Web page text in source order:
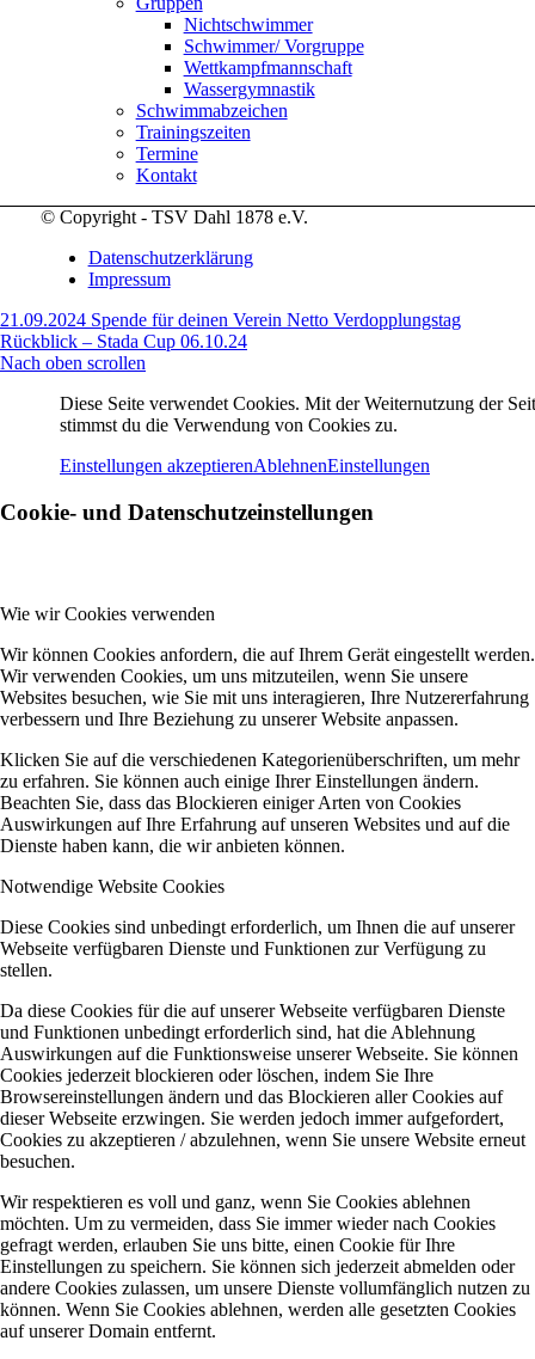
Nichtschwimmer
Schwimmer/ Vorgruppe
Wettkampfmannschaft
Wassergymnastik
Schwimmabzeichen
Trainingszeiten
Termine
Kontakt
© Copyright - TSV Dahl 1878 e.V.
Datenschutzerklärung
Impressum
21.09.2024 Spende für deinen Verein Netto Verdopplungstag
Rückblick – Stada Cup 06.10.24
Nach oben scrollen
Diese Seite verwendet Cookies. Mit der Weiternutzung der
stimmst du die Verwendung von Cookies zu.
Einstellungen akzeptierenAblehnenEinstellungen
Cookie- und Datenschutzeinstellungen
Wie wir Cookies verwenden
Wir können Cookies anfordern, die auf Ihrem Gerät eingestellt werden.
Wir verwenden Cookies, um uns mitzuteilen, wenn Sie unsere
Websites besuchen, wie Sie mit uns interagieren, Ihre Nutzererfahrung
verbessern und Ihre Beziehung zu unserer Website anpassen.
Klicken Sie auf die verschiedenen Kategorienüberschriften, um mehr
zu erfahren. Sie können auch einige Ihrer Einstellungen ändern.
Beachten Sie, dass das Blockieren einiger Arten von Cookies
Auswirkungen auf Ihre Erfahrung auf unseren Websites und auf die
Dienste haben kann, die wir anbieten können.
Notwendige Website Cookies
Diese Cookies sind unbedingt erforderlich, um Ihnen die auf unserer
Webseite verfügbaren Dienste und Funktionen zur Verfügung zu
stellen.
Da diese Cookies für die auf unserer Webseite verfügbaren Dienste
und Funktionen unbedingt erforderlich sind, hat die Ablehnung
Auswirkungen auf die Funktionsweise unserer Webseite. Sie können
Cookies jederzeit blockieren oder löschen, indem Sie Ihre
Browsereinstellungen ändern und das Blockieren aller Cookies auf
dieser Webseite erzwingen. Sie werden jedoch immer aufgefordert,
Cookies zu akzeptieren / abzulehnen, wenn Sie unsere Website erneut
besuchen.
Wir respektieren es voll und ganz, wenn Sie Cookies ablehnen
möchten. Um zu vermeiden, dass Sie immer wieder nach Cookies
gefragt werden, erlauben Sie uns bitte, einen Cookie für Ihre
Einstellungen zu speichern. Sie können sich jederzeit abmelden oder
andere Cookies zulassen, um unsere Dienste vollumfänglich nutzen zu
können. Wenn Sie Cookies ablehnen, werden alle gesetzten Cookies
auf unserer Domain entfernt.